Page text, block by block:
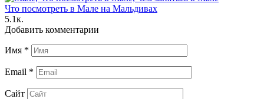
Что посмотреть в Мале на Мальдивах
5.1к.
Добавить комментарии
Имя *
Email *
Сайт